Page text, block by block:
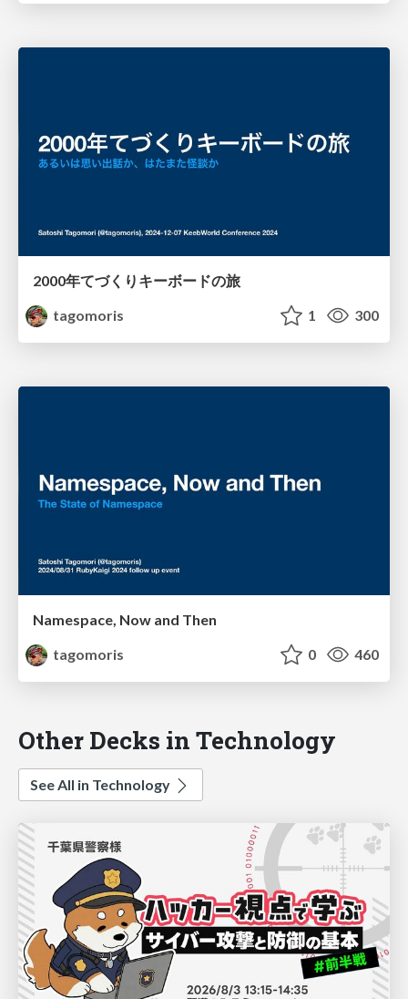
2000年てづくりキーボードの旅
tagomoris
1 300
Namespace, Now and Then
tagomoris
0 460
Other Decks in Technology
See All in Technology